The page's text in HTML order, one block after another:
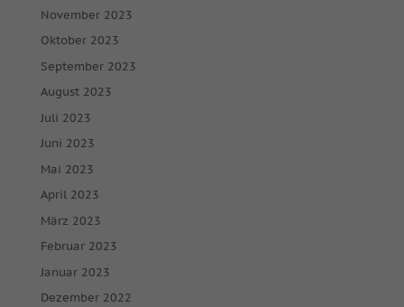
November 2023
Oktober 2023
September 2023
August 2023
Juli 2023
Juni 2023
Mai 2023
April 2023
März 2023
Februar 2023
Januar 2023
Dezember 2022